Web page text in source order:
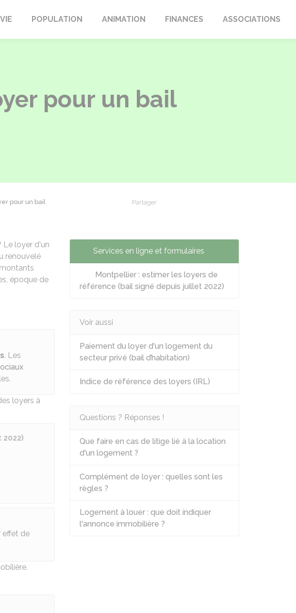
POPULATION ANIMATION FINANCES ASSOCIATIONS
pour un bail
pour un bail
Partager
Le loyer d'un
renouvelé
époque de
. Les
loyers à
effet de
.
Services en ligne et formulaires
Montpellier : estimer les loyers de
référence (bail signé depuis juillet 2022)
Voir aussi
Paiement du loyer d'un logement du
secteur privé (bail d’habitation)
Indice de référence des loyers (IRL)
Questions ? Réponses !
Que faire en cas de litige lié à la location
d'un logement ?
Complément de loyer : quelles sont les
règles ?
Logement à louer : que doit indiquer
l'annonce immobilière ?